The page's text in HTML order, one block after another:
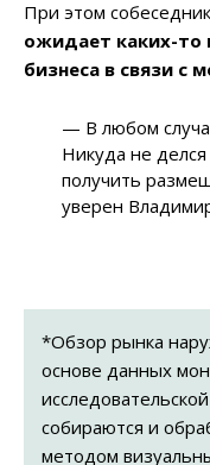
При этом
ожидает каких-то
бизнеса в связи с
— В любом
Никуда не
получить
уверен
*Обзор рынка
основе данных
собираются и
методом